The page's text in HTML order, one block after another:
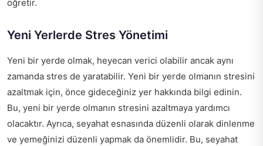
öğretir.
Yeni Yerlerde Stres Yönetimi
Yeni bir yerde olmak, heyecan verici olabilir ancak aynı
zamanda stres de yaratabilir. Yeni bir yerde olmanın stresini
azaltmak için, önce gideceğiniz yer hakkında bilgi edinin.
Bu, yeni bir yerde olmanın stresini azaltmaya yardımcı
olacaktır. Ayrıca, seyahat esnasında düzenli olarak dinlenme
ve yemeğinizi düzenli yapmak da önemlidir. Bu, seyahat